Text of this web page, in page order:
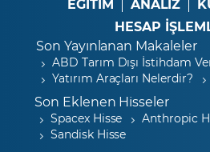
EĞİTİM
ANALİZ
HESAP
Son Yayınlanan Makaleler
ABD Tarım Dışı İstihdam
Yatırım Araçları Nelerdir?
Son Eklenen Hisseler
Spacex Hisse
Anthropic
Sandisk Hisse